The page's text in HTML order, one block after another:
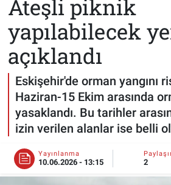
Ateşli piknik
yapılabilecek
açıklandı
Eskişehir'de orman yangını
Haziran-15 Ekim arasında
yasaklandı. Bu tarihler
izin verilen alanlar ise belli
Yayınlanma
10.06.2026 - 13:15 2
MAGAZİN
KADIN
TEKNOLOJİ
YEMEK
Süper Lig Puan Durumu ve
Tüm Manşetler
Son Dakika Haberleri
Haber Arşivi